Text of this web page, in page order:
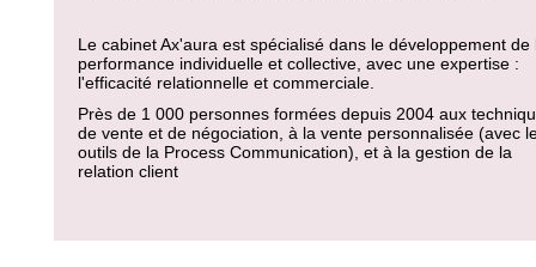
Le cabinet Ax'aura est spécialisé dans le développement de
performance individuelle et collective, avec une expertise :
l'efficacité relationnelle et commerciale.
Près de 1 000 personnes formées depuis 2004 aux
de vente et de négociation, à la vente personnalisée (avec
outils de la Process Communication), et à la gestion de la
relation client